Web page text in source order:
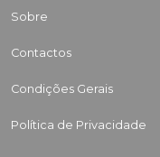
Sobre
Contactos
Condições Gerais
Política de Privacidade